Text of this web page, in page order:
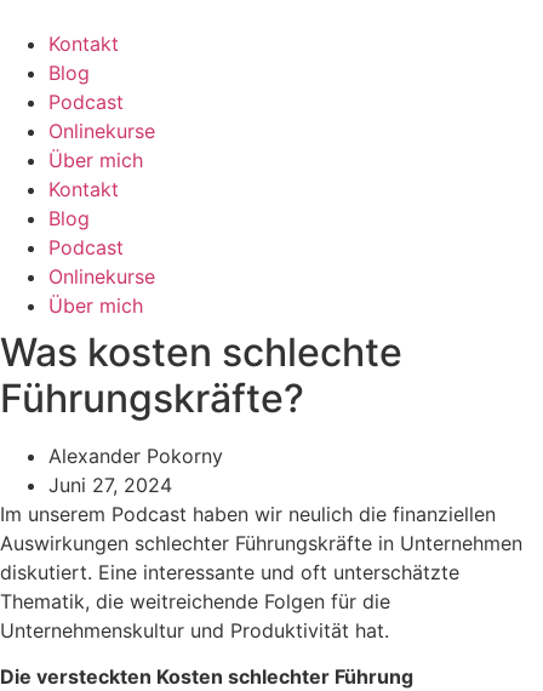
Inhalt
wechseln
Kontakt
Blog
Podcast
Onlinekurse
Über mich
Kontakt
Blog
Podcast
Onlinekurse
Über mich
Was kosten schlechte
Führungskräfte?
Alexander Pokorny
Juni 27, 2024
Im unserem Podcast haben wir neulich die finanziellen
Auswirkungen schlechter Führungskräfte in Unternehmen
diskutiert. Eine interessante und oft unterschätzte
Thematik, die weitreichende Folgen für die
Unternehmenskultur und Produktivität hat.
Die versteckten Kosten schlechter Führung